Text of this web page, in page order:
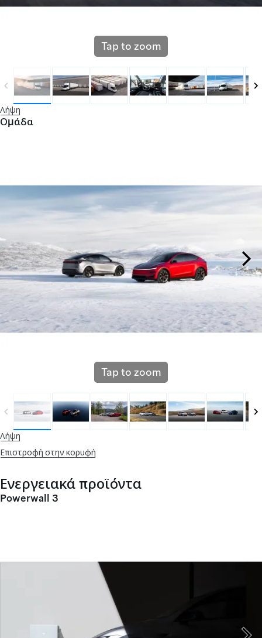
Tap to zoom
Λήψη
Ομάδα
Tap to zoom
Λήψη
Επιστροφή στην κορυφή
Ενεργειακά προϊόντα
Powerwall 3